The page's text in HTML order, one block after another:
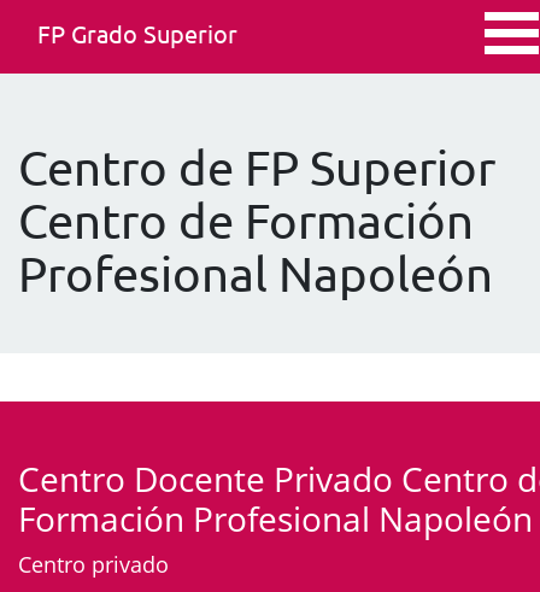
FP Grado Superior
Centro de FP Superior
Centro de Formación
Profesional Napoleón
Centro Docente Privado Centro
Formación Profesional Napoleón
Centro privado